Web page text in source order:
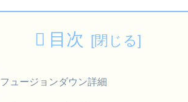
目次
フュージョンダウン詳細